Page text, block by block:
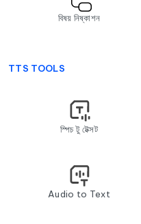
বিষয় নিষ্কাশন
TTS TOOLS
স্পিচ টু টেক্সট
Audio to Text